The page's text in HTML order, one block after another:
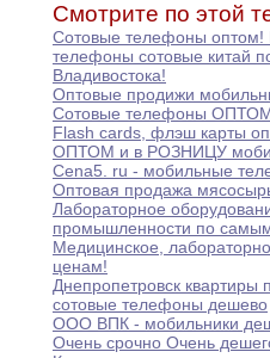
Смотрите по этой
Сотовые телефоны оптом!
телефоны сотовые китай
Владивостока!
Оптовые продижи
Сотовые телефоны
Flash cards, флэш карты
ОПТОМ и в РОЗНИЦУ
Cena5. ru - мобильные
Оптовая продажа
Лабораторное
промышленности по
Медицинское,
ценам!
Днепропетровск квартиры
сотовые телефоны дешево
ООО ВПК - мобильники
Очень срочно Очень